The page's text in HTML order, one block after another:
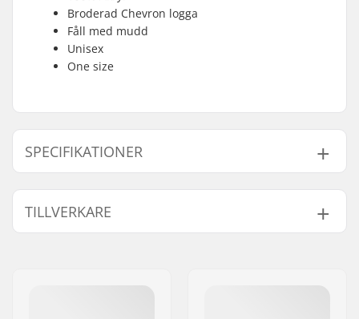
Broderad Chevron logga
Fåll med mudd
Unisex
One size
SPECIFIKATIONER
Kön: Man, Kvinna, Unisex
TILLVERKARE